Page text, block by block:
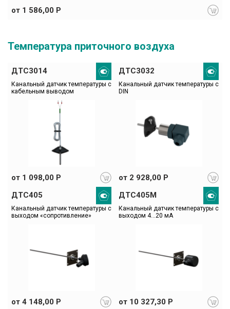
от 1 586,00 Р
Температура приточного воздуха
ДТС3014
Канальный датчик температуры c
кабельным выводом
от 1 098,00 Р
ДТС3032
Канальный датчик температуры c
DIN
от 2 928,00 Р
ДТС405
Канальный датчик температуры с
выходом «сопротивление»
от 4 148,00 Р
ДТС405М
Канальный датчик температуры с
выходом 4…20 мА
от 10 327,30 Р